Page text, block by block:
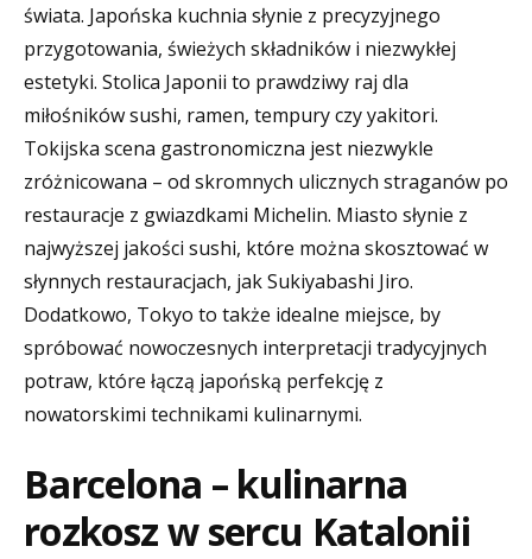
świata. Japońska kuchnia słynie z precyzyjnego
przygotowania, świeżych składników i niezwykłej
estetyki. Stolica Japonii to prawdziwy raj dla
miłośników sushi, ramen, tempury czy yakitori.
Tokijska scena gastronomiczna jest niezwykle
zróżnicowana – od skromnych ulicznych straganów po
restauracje z gwiazdkami Michelin. Miasto słynie z
najwyższej jakości sushi, które można skosztować w
słynnych restauracjach, jak Sukiyabashi Jiro.
Dodatkowo, Tokyo to także idealne miejsce, by
spróbować nowoczesnych interpretacji tradycyjnych
potraw, które łączą japońską perfekcję z
nowatorskimi technikami kulinarnymi.
Barcelona – kulinarna
rozkosz w sercu Katalonii